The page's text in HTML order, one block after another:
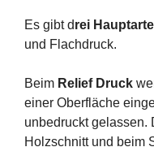
Es gibt drei
und Flachdruck.
Beim Relief Druck
einer Oberfläche
unbedruckt gelassen.
Holzschnitt und beim